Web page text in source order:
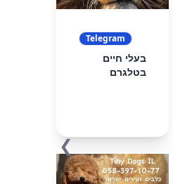
Telegram
בעלי חיים
בטלגרם
❯